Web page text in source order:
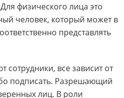
физического лица это
человек, который может в
представлять
все зависит от
подписать. Разрешающий
лиц. В роли